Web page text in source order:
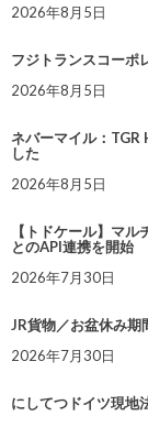
2026年8月5日
フジトランスコーポ
2026年8月5日
ネバーマイル：TGR
した
2026年8月5日
【トドケール】マ
とのAPI連携を開始
2026年7月30日
JR貨物／お盆休み期
2026年7月30日
にしてつドイツ現地